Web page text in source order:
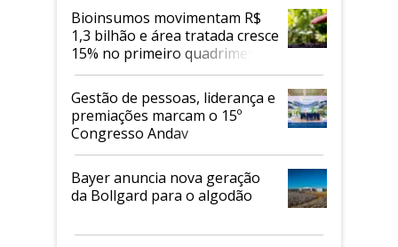
Bioinsumos movimentam R$
1,3 bilhão e área tratada cresce
15% no primeiro quadrimestre
de 2026
Gestão de pessoas, liderança e
premiações marcam o 15º
Congresso Andav
Bayer anuncia nova geração
da Bollgard para o algodão